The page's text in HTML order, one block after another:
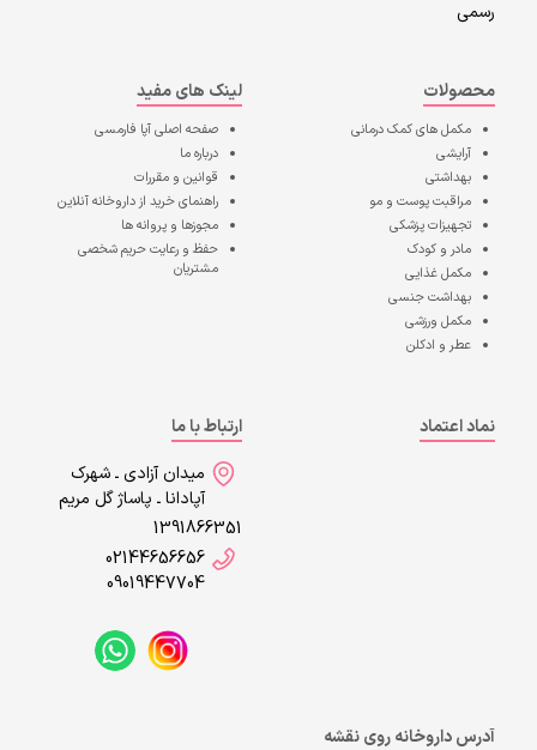
رسمی
محصولات
مکمل های کمک درمانی
آرایشی
بهداشتی
مراقبت پوست و مو
تجهیزات پزشکی
مادر و کودک
مکمل غذایی
بهداشت جنسی
مکمل ورزشی
عطر و ادکلن
لینک های مفید
صفحه اصلیآپا فارمسی
درباره ما
قوانین و مقررات
راهنمای خرید از داروخانه آنلاین
مجوزها و پروانه ها
حفظ و رعایت حریم شخصی
مشتریان
نماد اعتماد
ارتباط با ما
میدان آزادی ـ شهرک
آپادانا ـ پاساژ گل مریم
1391866351
02144656656
09019447704
آدرس داروخانه روی نقشه